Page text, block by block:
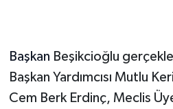
Başkan Beşikcioğlu
Başkan Yardımcısı Mutlu
Cem Berk Erdinç, Meclis
Seri İlan
Siyaset